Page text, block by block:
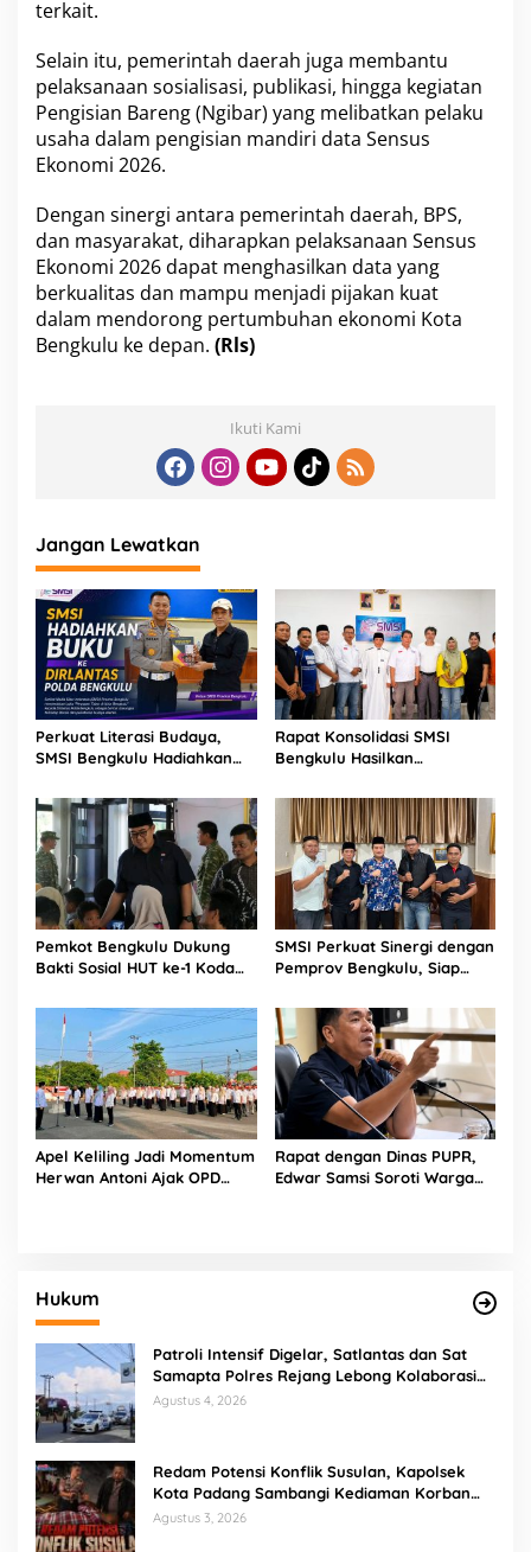
terkait.
Selain itu, pemerintah daerah juga membantu
pelaksanaan sosialisasi, publikasi, hingga kegiatan
Pengisian Bareng (Ngibar) yang melibatkan pelaku
usaha dalam pengisian mandiri data Sensus
Ekonomi 2026.
Dengan sinergi antara pemerintah daerah, BPS,
dan masyarakat, diharapkan pelaksanaan Sensus
Ekonomi 2026 dapat menghasilkan data yang
berkualitas dan mampu menjadi pijakan kuat
dalam mendorong pertumbuhan ekonomi Kota
Bengkulu ke depan. (Rls)
Ikuti Kami
Jangan Lewatkan
Perkuat Literasi Budaya,
SMSI Bengkulu Hadiahkan
Polda
Rapat Konsolidasi SMSI
Bengkulu Hasilkan
Pokja Newsroom Kolaboratif
Pemkot Bengkulu Dukung
Bakti Sosial HUT ke-1 Kodam
Sinergi untuk Masyarakat
SMSI Perkuat Sinergi dengan
Pemprov Bengkulu, Siap
Apel Keliling Jadi Momentum
Herwan Antoni Ajak OPD
Rapat dengan Dinas PUPR,
Edwar Samsi Soroti Warga
Hukum
Patroli Intensif Digelar, Satlantas dan Sat
Samapta Polres Rejang Lebong Kolaborasi
Berantas Balap Liar
Agustus 4, 2026
Redam Potensi Konflik Susulan, Kapolsek
Kota Padang Sambangi Kediaman Korban
Penganiayaan di Lubuk Mumpo
Agustus 3, 2026